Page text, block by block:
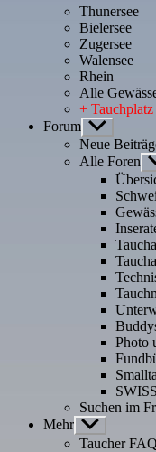
Thunersee
Bielersee
Zugersee
Walensee
Rhein
Alle
+
Forum Untermenü
anzeigen
Neue
Alle Foren
Photo
Suchen im
Mehr Untermenü
anzeigen
Taucher FAQ